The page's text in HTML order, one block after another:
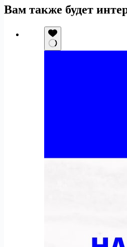
Вам также будет